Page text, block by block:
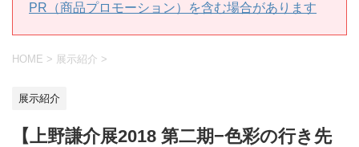
PR（商品プロモーション）を含む場合があります
HOME > 展示紹介 >
展示紹介
【上野謙介展2018 第二期−色彩の行き先